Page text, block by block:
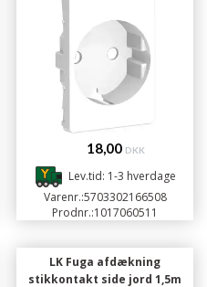
18,00 DKK
Lev.tid: 1-3 hverdage
Varenr.:5703302166508
Prodnr.:1017060511
LK Fuga afdækning
stikkontakt side jord 1,5m